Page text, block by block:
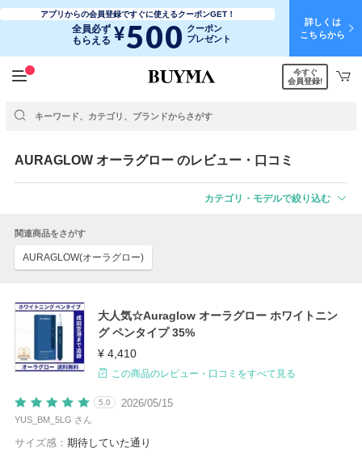
アプリからの会員登録ですぐに使えるクーポンGET！
全員必ず
もらえる ¥500 クーポン
プレゼント
詳しくは
こちらから
今すぐ
会員登録!
AURAGLOW オーラグローのレビュー・口コミ
カテゴリ・モデルで絞り込む
関連商品をさがす
AURAGLOW(オーラグロー)
大人気☆Auraglow オーラグロー ホワイトニン
グ ペンタイプ 35%
¥ 4,410
この商品のレビュー・口コミをすべて見る
2026/05/15
5.0
YUS_BM_5LG さん
サイズ感： 期待していた通り